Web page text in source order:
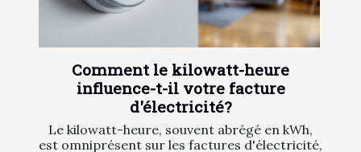
Comment le kilowatt-heure
influence-t-il votre facture
d'électricité?
Le kilowatt-heure, souvent abrégé en kWh,
est omniprésent sur les factures d'électricité,